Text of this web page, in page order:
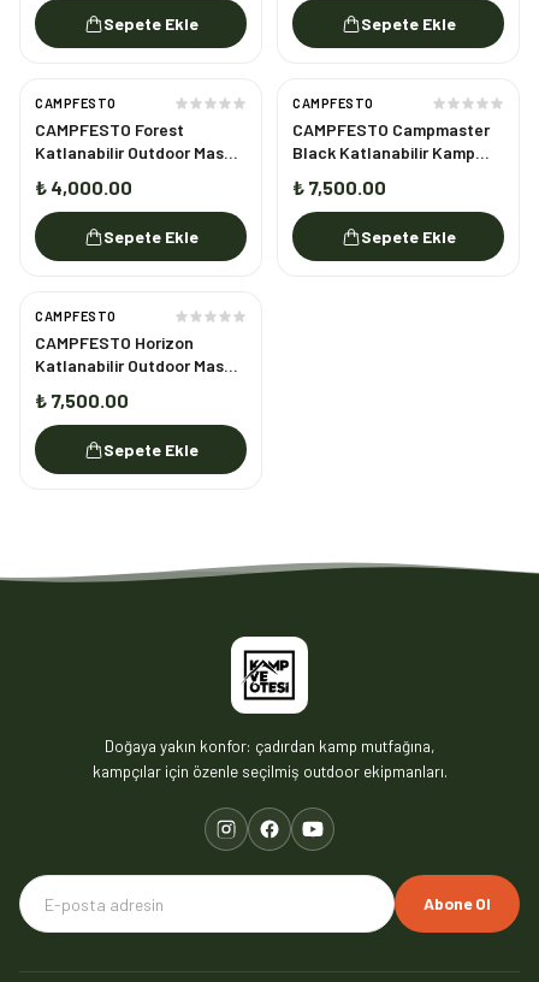
Sepete Ekle Sepete Ekle
CAMPFESTO
CAMPFESTO Forest
Katlanabilir Outdoor Masa
Masası
₺ 4,000.00
Sepete Ekle
CAMPFESTO
CAMPFESTO Campmaster
Black Katlanabilir Kamp
₺ 7,500.00
Sepete Ekle
CAMPFESTO
CAMPFESTO Horizon
Katlanabilir Outdoor Masa
Yükseklikli Kamp & Piknik
Masası
₺ 7,500.00
Sepete Ekle
Doğaya yakın konfor: çadırdan kamp mutfağına,
kampçılar için özenle seçilmiş outdoor ekipmanları.
Abone Ol